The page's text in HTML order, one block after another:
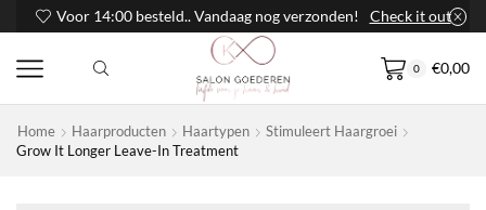
Voor 14:00 besteld.. Vandaag nog verzonden! Check it out
0 €0,00
Home Haarproducten Haartypen
Stimuleert Haargroei
Grow It Longer Leave-In Treatment